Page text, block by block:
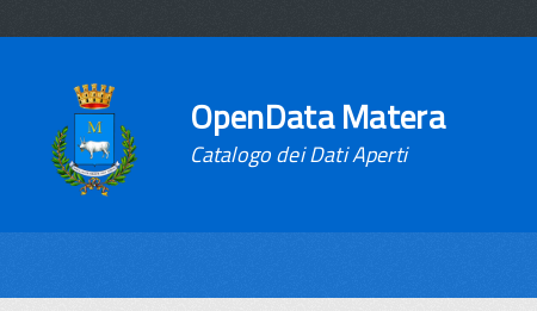
OpenData Matera
Catalogo dei Dati Aperti